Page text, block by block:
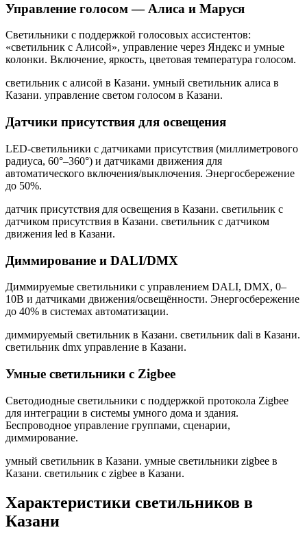
Управление голосом — Алиса и Маруся
Светильники с поддержкой голосовых ассистентов:
«светильник с Алисой», управление через Яндекс и умные
колонки. Включение, яркость, цветовая температура голосом.
светильник с алисой в Казани. умный светильник алиса в
Казани. управление светом голосом в Казани.
Датчики присутствия для освещения
LED-светильники с датчиками присутствия (миллиметрового
радиуса, 60°–360°) и датчиками движения для
автоматического включения/выключения. Энергосбережение
до 50%.
датчик присутствия для освещения в Казани. светильник с
датчиком присутствия в Казани. светильник с датчиком
движения led в Казани.
Диммирование и DALI/DMX
Диммируемые светильники с управлением DALI, DMX, 0–
10В и датчиками движения/освещённости. Энергосбережение
до 40% в системах автоматизации.
диммируемый светильник в Казани. светильник dali в Казани.
светильник dmx управление в Казани.
Умные светильники с Zigbee
Светодиодные светильники с поддержкой протокола Zigbee
для интеграции в системы умного дома и здания.
Беспроводное управление группами, сценарии,
диммирование.
умный светильник в Казани. умные светильники zigbee в
Казани. светильник с zigbee в Казани.
Характеристики светильников в
Казани